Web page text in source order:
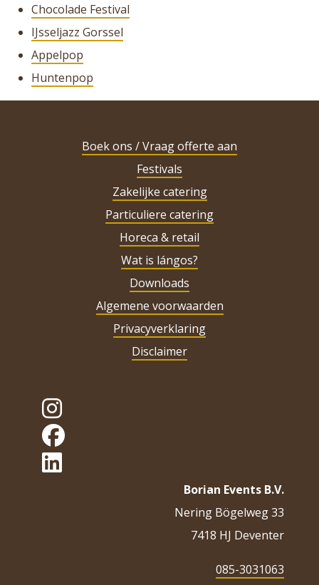
Chocolade Festival
IJsseljazz Gorssel
Appelpop
Huntenpop
Boek ons / Vraag offerte aan
Festivals
Zakelijke catering
Particuliere catering
Horeca & retail
Wat is lángos?
Downloads
Algemene voorwaarden
Privacyverklaring
Disclaimer
Borian Events B.V.
Nering Bögelweg 33
7418 HJ Deventer
085-3031063